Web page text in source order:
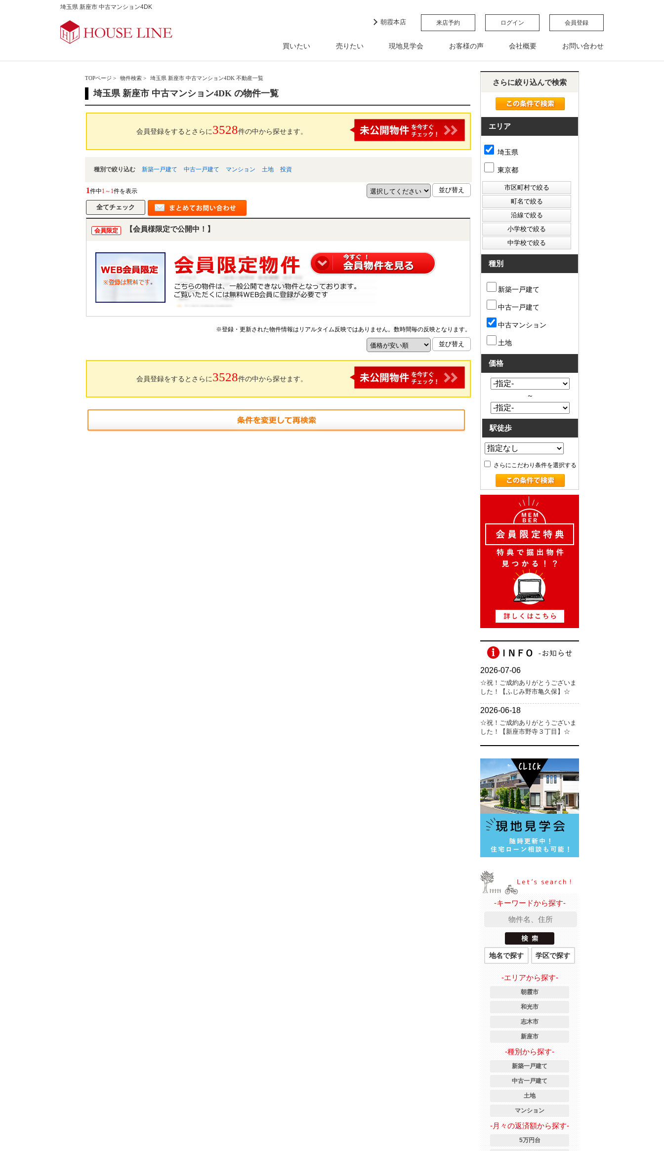
埼玉県 新座市 中古マンション4DK
朝霞本店 来店予約 ログイン 会員登録
買いたい 売りたい 現地見学会 お客様の声 会社概要 お問い合わせ
TOPページ > 物件検索 > 埼玉県 新座市 中古マンション4DK 不動産一覧
埼玉県 新座市 中古マンション4DK の物件一覧
会員登録をするとさらに3528件の中から探せます。
種別で絞り込む 新築一戸建て 中古一戸建て マンション 土地 投資
1件中1～1件を表示
会員限定 【会員様限定で公開中！】
※登録・更新された物件情報はリアルタイム反映ではありません。数時間毎の反映となります。
会員登録をするとさらに3528件の中から探せます。
さらに絞り込んで検索
エリア
埼玉県
東京都
種別
新築一戸建て
中古一戸建て
中古マンション
土地
価格
～
駅徒歩
さらにこだわり条件を選択する
-キーワードから探す-
地名で探す 学区で探す
-エリアから探す-
朝霞市
和光市
志木市
新座市
-種別から探す-
新築一戸建て
中古一戸建て
土地
マンション
-月々の返済額から探す-
5万円台